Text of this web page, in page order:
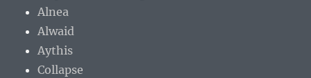
Alnea
Alwaid
Aythis
Collapse